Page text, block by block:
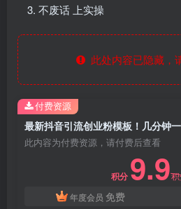
不废话 上实操
此处内容已隐藏，
此内容为付费资源，请付费后查看
积分 9.9
年度会员 免费
付费资源